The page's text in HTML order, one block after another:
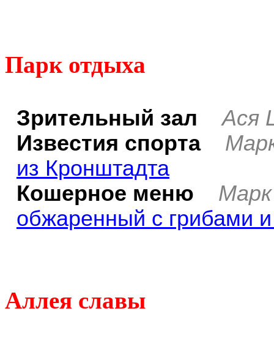
Парк отдыха
Зрительный зал
Ася
Известия спорта
из Кронштадта
Кошерное меню
обжаренный с грибами
Аллея славы